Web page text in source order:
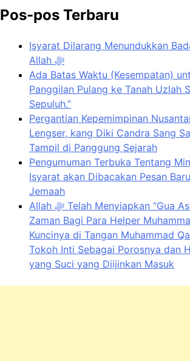
Pos-pos Terbaru
Isyarat Dilarang Menundukkan
Allah ﷻ
Ada Batas Waktu (Kesempatan)
Panggilan Pulang ke Tanah Uzlah
Sepuluh.”
Pergantian Kepemimpinan
Lengser, kang Diki Candra Sang
Tampil di Panggung Sejarah
Pengumuman Terbuka Tentang
Isyarat akan Dibacakan Pesan
Jemaah
Allah ﷻ Telah Menyiapkan “Gua Ashabul Kahfi” Akhir
Zaman Bagi Para Helper
Kuncinya di Tangan Muhammad
Tokoh Inti Sebagai Porosnya dan
yang Suci yang Diijinkan Masuk